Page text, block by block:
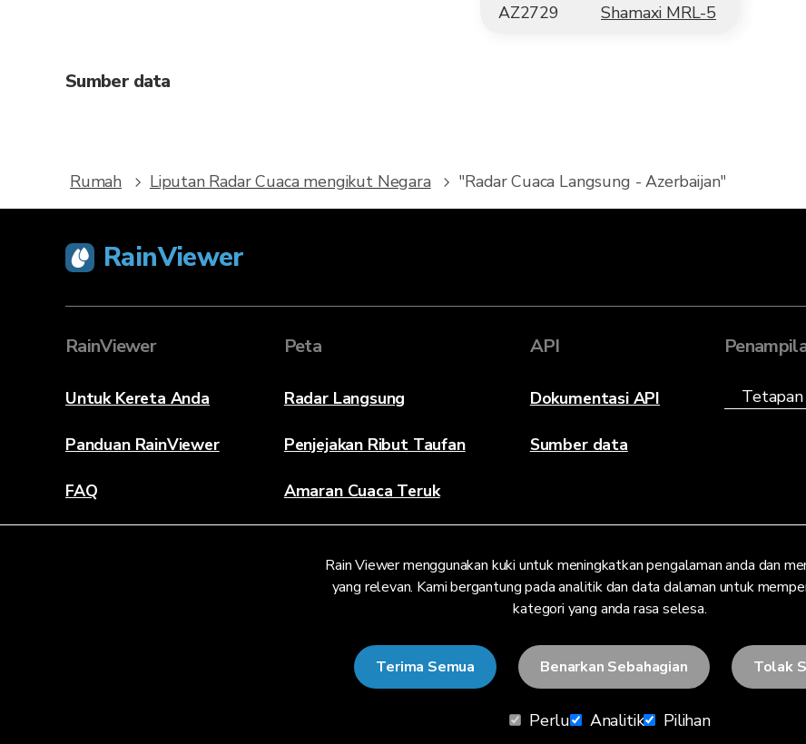
AZ2729
Shamaxi MRL-5
Sumber data
Rain Viewer menggunakan kuki untuk meningkatkan pengalaman anda dan
yang relevan. Kami bergantung pada analitik dan data dalaman untuk
kategori yang anda rasa selesa.
Terima Semua Benarkan Sebahagian Tolak
Perlu Analitik Pilihan
Rumah Liputan Radar Cuaca mengikut Negara "Radar Cuaca Langsung - Azerbaijan"
RainViewer
RainViewer
Untuk Kereta Anda
Panduan RainViewer
FAQ
Peta
Radar Langsung
Penjejakan Ribut Taufan
Amaran Cuaca Teruk
API
Dokumentasi API
Sumber data